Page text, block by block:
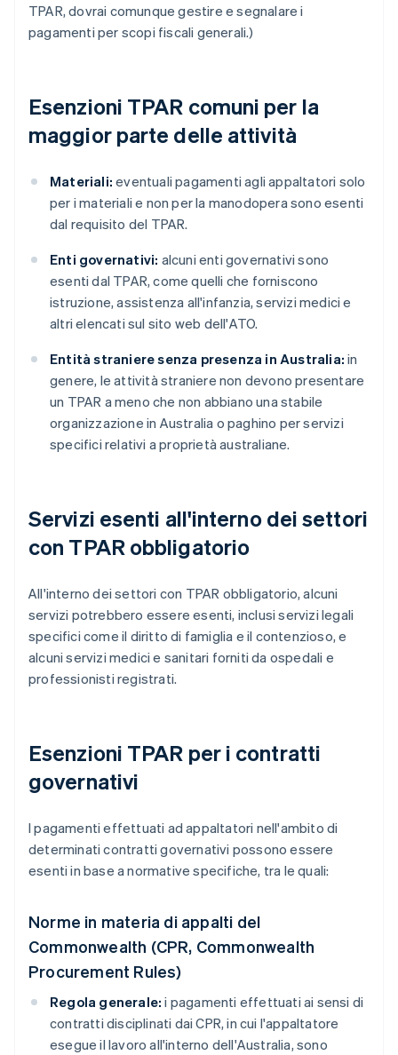
TPAR, dovrai comunque gestire e segnalare i
pagamenti per scopi fiscali generali.)
Esenzioni TPAR comuni per la
maggior parte delle attività
Materiali: eventuali pagamenti agli appaltatori solo
per i materiali e non per la manodopera sono esenti
dal requisito del TPAR.
Enti governativi: alcuni enti governativi sono
esenti dal TPAR, come quelli che forniscono
istruzione, assistenza all'infanzia, servizi medici e
altri elencati sul sito web dell'ATO.
Entità straniere senza presenza in Australia: in
genere, le attività straniere non devono presentare
un TPAR a meno che non abbiano una stabile
organizzazione in Australia o paghino per servizi
specifici relativi a proprietà australiane.
Servizi esenti all'interno dei settori
con TPAR obbligatorio
All'interno dei settori con TPAR obbligatorio, alcuni
servizi potrebbero essere esenti, inclusi servizi legali
specifici come il diritto di famiglia e il contenzioso, e
alcuni servizi medici e sanitari forniti da ospedali e
professionisti registrati.
Esenzioni TPAR per i contratti
governativi
I pagamenti effettuati ad appaltatori nell'ambito di
determinati contratti governativi possono essere
esenti in base a normative specifiche, tra le quali:
Norme in materia di appalti del
Commonwealth (CPR, Commonwealth
Procurement Rules)
Regola generale: i pagamenti effettuati ai sensi di
contratti disciplinati dai CPR, in cui l'appaltatore
esegue il lavoro all'interno dell'Australia, sono